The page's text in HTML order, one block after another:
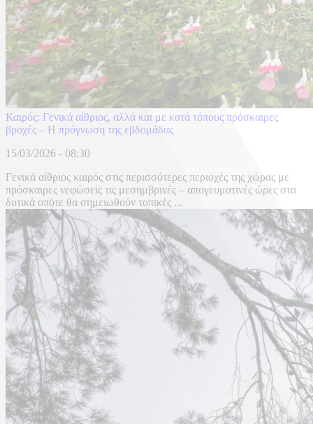
Καιρός: Γενικά αίθριος, αλλά και με κατά τόπους πρόσκαιρες
βροχές – Η πρόγνωση της εβδομάδας
15/03/2026 - 08:30
Γενικά αίθριος καιρός στις περισσότερες περιοχές της χώρας με
πρόσκαιρες νεφώσεις τις μεσημβρινές – απογευματινές ώρες στα
δυτικά οπότε θα σημειωθούν τοπικές ...